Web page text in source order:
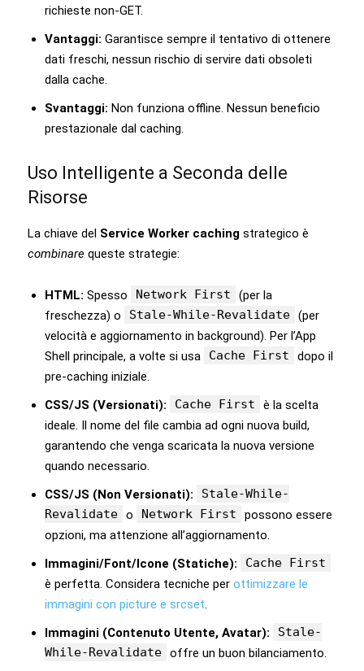
richieste non-GET.
Vantaggi: Garantisce sempre il tentativo di ottenere
dati freschi, nessun rischio di servire dati obsoleti
dalla cache.
Svantaggi: Non funziona offline. Nessun beneficio
prestazionale dal caching.
Uso Intelligente a Seconda delle
Risorse
La chiave del Service Worker caching strategico è
combinare queste strategie:
HTML: Spesso Network First
(per la
freschezza) o
Stale-While-Revalidate (per
velocità e aggiornamento in background). Per l’App
Shell principale, a volte si usa
Cache First
dopo il
pre-caching iniziale.
CSS/JS (Versionati):
Cache First
è la scelta
ideale. Il nome del file cambia ad ogni nuova build,
garantendo che venga scaricata la nuova versione
quando necessario.
CSS/JS (Non Versionati):
Stale-While-
Revalidate o Network First
possono essere
opzioni, ma attenzione all’aggiornamento.
Immagini/Font/Icone (Statiche):
Cache First
è perfetta. Considera tecniche per ottimizzare le
immagini con picture e srcset
Immagini (Contenuto Utente, Avatar):
Stale-
While-Revalidate offre un buon bilanciamento.